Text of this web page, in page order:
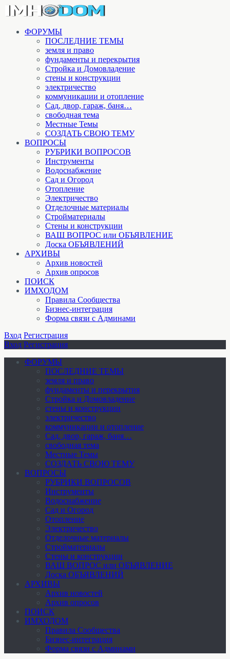
ФОРУМЫ
ПОСЛЕДНИЕ ТЕМЫ
земля и право
фундаменты и перекрытия
Стройка и Домовладение
стены и конструкции
электричество
коммуникации и отопление
Cад, двор, гараж, баня…
свободная тема
Местные Темы
СОЗДАТЬ СВОЮ ТЕМУ
ВОПРОСЫ
РУБРИКИ ВОПРОСОВ
Инструменты
Водоснабжение
Сад и Огород
Отопление
Электричество
Отделочные материалы
Стройматериалы
Стены и конструкции
ВАШ ВОПРОС или ОБЪЯВЛЕНИЕ
Доска ОБЪЯВЛЕНИЙ
АРХИВЫ
Архив новостей
Архив опросов
ПОИСК
ИМХОДОМ
Правила Сообщества
Бизнес-интеграция
Форма связи с Админами
Вход Регистрация
Вход Регистрация
ФОРУМЫ
ПОСЛЕДНИЕ ТЕМЫ
земля и право
фундаменты и перекрытия
Стройка и Домовладение
стены и конструкции
электричество
коммуникации и отопление
Cад, двор, гараж, баня…
свободная тема
Местные Темы
СОЗДАТЬ СВОЮ ТЕМУ
ВОПРОСЫ
РУБРИКИ ВОПРОСОВ
Инструменты
Водоснабжение
Сад и Огород
Отопление
Электричество
Отделочные материалы
Стройматериалы
Стены и конструкции
ВАШ ВОПРОС или ОБЪЯВЛЕНИЕ
Доска ОБЪЯВЛЕНИЙ
АРХИВЫ
Архив новостей
Архив опросов
ПОИСК
ИМХОДОМ
Правила Сообщества
Бизнес-интеграция
Форма связи с Админами